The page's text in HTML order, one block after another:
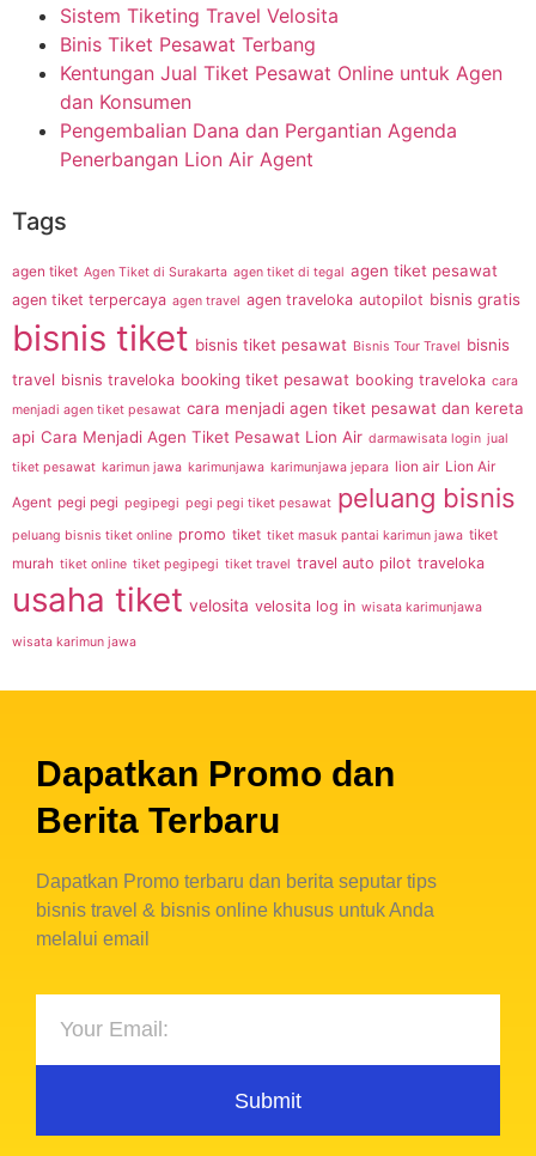
Sistem Tiketing Travel Velosita
Binis Tiket Pesawat Terbang
Kentungan Jual Tiket Pesawat Online untuk Agen
dan Konsumen
Pengembalian Dana dan Pergantian Agenda
Penerbangan Lion Air Agent
Tags
agen tiket Agen Tiket di Surakarta agen tiket di tegal agen tiket pesawat
agen tiket terpercaya agen travel agen traveloka autopilot bisnis gratis
bisnis tiket bisnis tiket pesawat Bisnis Tour Travel bisnis
travel bisnis traveloka booking tiket pesawat booking traveloka cara
menjadi agen tiket pesawat cara menjadi agen tiket pesawat dan kereta
api Cara Menjadi Agen Tiket Pesawat Lion Air darmawisata login jual
tiket pesawat karimun jawa karimunjawa karimunjawa jepara lion air Lion Air
Agent pegi pegi pegipegi pegi pegi tiket pesawat peluang bisnis
peluang bisnis tiket online promo tiket tiket masuk pantai karimun jawa tiket
murah tiket online tiket pegipegi tiket travel travel auto pilot traveloka
usaha tiket velosita velosita log in wisata karimunjawa
wisata karimun jawa
Dapatkan Promo dan
Berita Terbaru
Dapatkan Promo terbaru dan berita seputar tips
bisnis travel & bisnis online khusus untuk Anda
melalui email
Submit